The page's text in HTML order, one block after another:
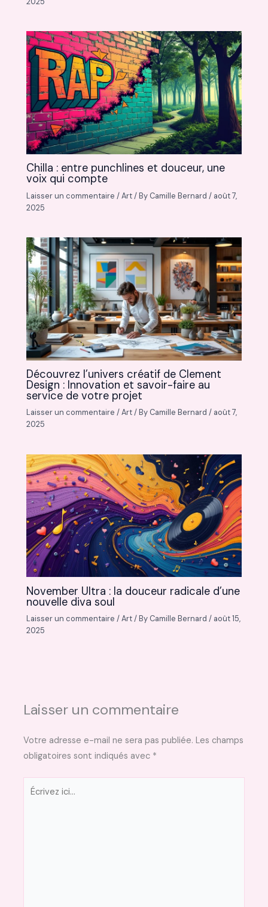
Chilla : entre punchlines et douceur, une
voix qui compte
Laisser un commentaire /Art/ By Camille Bernard/ août 7,
2025
Découvrez l’univers créatif de Clement
Design : Innovation et savoir-faire au
service de votre projet
Laisser un commentaire /Art/ By Camille Bernard/ août 7,
2025
November Ultra : la douceur radicale d’une
nouvelle diva soul
Laisser un commentaire /Art/ By Camille Bernard/ août 15,
2025
Laisser un commentaire
Votre adresse e-mail ne sera pas publiée. Les champs
obligatoires sont indiqués avec *
Écrivez